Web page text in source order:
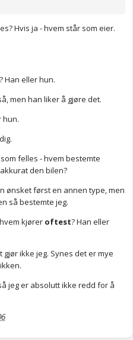
Hvis ja - hvem står som eier.
Han eller hun.
men han liker å gjøre det.
hun.
felles - hvem bestemte
den bilen?
ønsket først en annen type, men
så bestemte jeg.
kjører oftest? Han eller
ikke jeg. Synes det er mye
jeg er absolutt ikke redd for å